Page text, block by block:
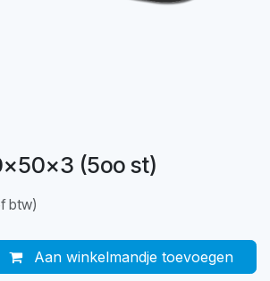
(5oo st)
btw)
Aan winkelmandje toevoegen